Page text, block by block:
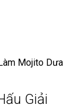
Mojito Dưa
Giải